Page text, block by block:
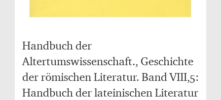
Handbuch der
Altertumswissenschaft., Geschichte
der römischen Literatur. Band VIII,5:
Handbuch der lateinischen Literatur